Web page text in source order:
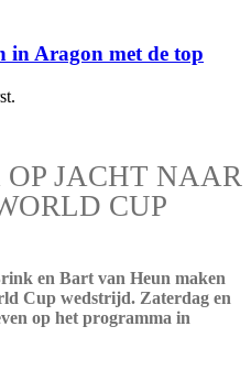
in Aragon met de top
JACHT NAAR
CUP
en Bart van Heun maken
Cup wedstrijd. Zaterdag en
op het programma in